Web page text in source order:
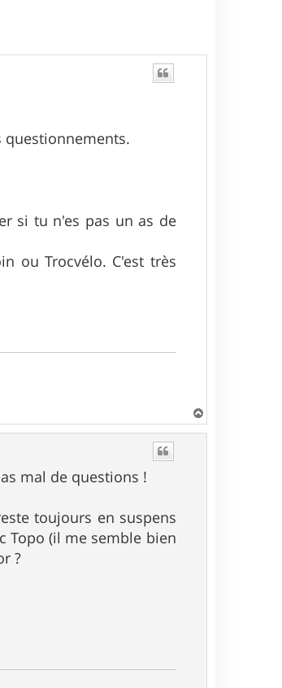
questionnements.
si tu n'es pas un as de
ou Trocvélo. C'est très
a
mal de questions !
toujours en suspens
Topo (il me semble bien
?